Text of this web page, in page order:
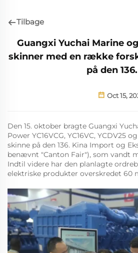
Tilbage
Guangxi Yuchai Marine
skinner med en række
på den 136.
Oct 15,
Den 15. oktober bragte Guangxi
Power YC16VCG, YC16VC, YCDV25
skinne på den 136. Kina Import og
benævnt "Canton Fair"), som vandt
Indtil videre har den planlagte
elektriske produkter overskredet 60